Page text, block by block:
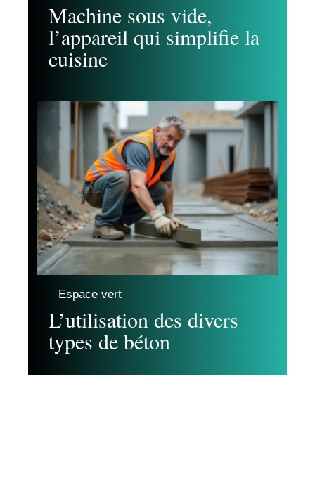
Machine sous vide,
l’appareil qui simplifie la
cuisine
Espace vert
L’utilisation des divers
types de béton